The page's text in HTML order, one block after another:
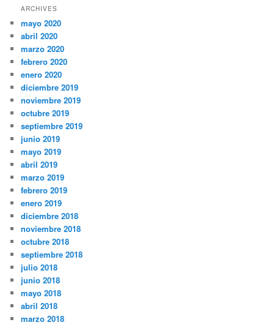
ARCHIVES
mayo 2020
abril 2020
marzo 2020
febrero 2020
enero 2020
diciembre 2019
noviembre 2019
octubre 2019
septiembre 2019
junio 2019
mayo 2019
abril 2019
marzo 2019
febrero 2019
enero 2019
diciembre 2018
noviembre 2018
octubre 2018
septiembre 2018
julio 2018
junio 2018
mayo 2018
abril 2018
marzo 2018